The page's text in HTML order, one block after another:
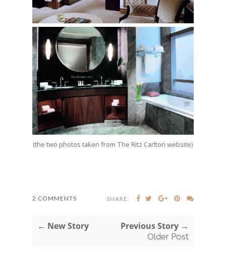
(the two photos taken from The Ritz Carlton website)
2 COMMENTS SHARE:
← New Story Previous Story →
Older Post